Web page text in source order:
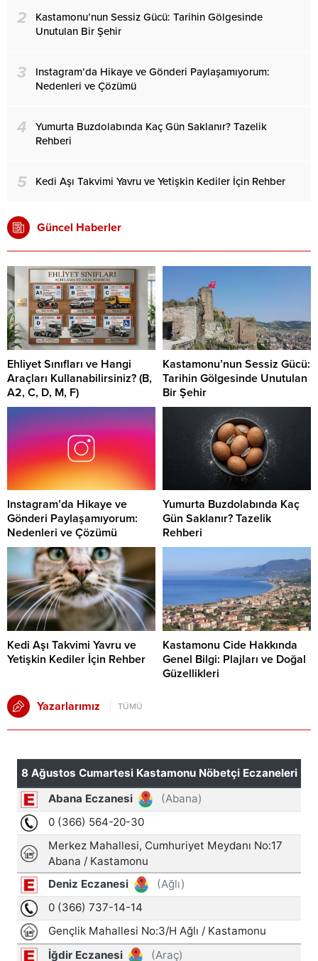
2
Kastamonu’nun Sessiz Gücü: Tarihin Gölgesinde
Unutulan Bir Şehir
3
Instagram’da Hikaye ve Gönderi Paylaşamıyorum:
Nedenleri ve Çözümü
4
Yumurta Buzdolabında Kaç Gün Saklanır? Tazelik
Rehberi
5 Kedi Aşı Takvimi Yavru ve Yetişkin Kediler İçin Rehber
Güncel Haberler
Ehliyet Sınıfları ve Hangi
Araçları Kullanabilirsiniz? (B,
A2, C, D, M, F)
Kastamonu’nun Sessiz Gücü:
Tarihin Gölgesinde Unutulan
Bir Şehir
Instagram’da Hikaye ve
Gönderi Paylaşamıyorum:
Nedenleri ve Çözümü
Yumurta Buzdolabında Kaç
Gün Saklanır? Tazelik
Rehberi
Kedi Aşı Takvimi Yavru ve
Yetişkin Kediler İçin Rehber
Kastamonu Cide Hakkında
Genel Bilgi: Plajları ve Doğal
Güzellikleri
Yazarlarımız TÜMÜ